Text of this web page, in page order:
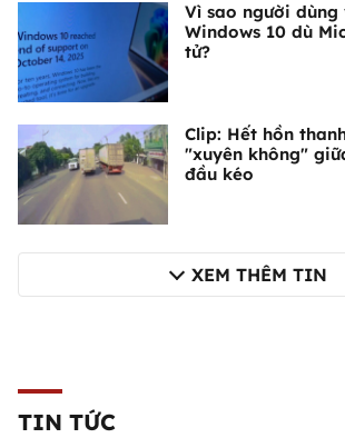
Vì sao người dùng
Windows 10 dù
tử?
Clip: Hết hồn
"xuyên không"
đầu kéo
XEM THÊM TIN
TIN TỨC